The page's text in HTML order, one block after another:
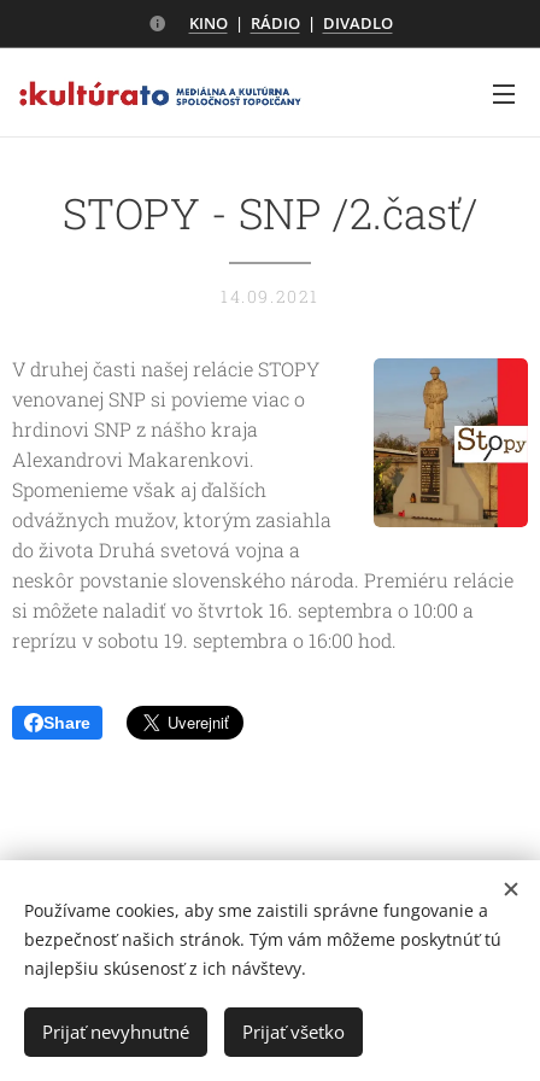
KINO| RÁDIO| DIVADLO
STOPY - SNP /2.časť/
14.09.2021
V druhej časti našej relácie STOPY
venovanej SNP si povieme viac o
hrdinovi SNP z nášho kraja
Alexandrovi Makarenkovi.
Spomenieme však aj ďalších
odvážnych mužov, ktorým zasiahla
do života Druhá svetová vojna a
neskôr povstanie slovenského národa. Premiéru relácie
si môžete naladiť vo štvrtok 16. septembra o 10:00 a
reprízu v sobotu 19. septembra o 16:00 hod.
Share
© 2026 Mediálna a kultúrna spoločnosť Topoľčany, s.r.o.
Ochrana osobných údajov
www.kulturato.sk
Cookies
Používame cookies, aby sme zaistili správne fungovanie a
bezpečnosť našich stránok. Tým vám môžeme poskytnúť tú
najlepšiu skúsenosť z ich návštevy.
Prijať nevyhnutné Prijať všetko